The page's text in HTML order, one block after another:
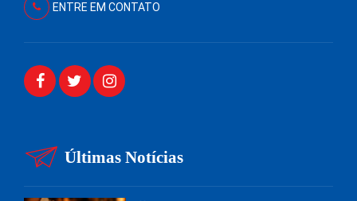
ENTRE EM CONTATO
Últimas Notícias